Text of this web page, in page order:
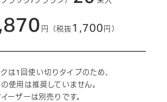
円 （税抜 1,700 円）
は1回使い切りタイプのため、
使用は推奨していません。
ーザーは別売りです。